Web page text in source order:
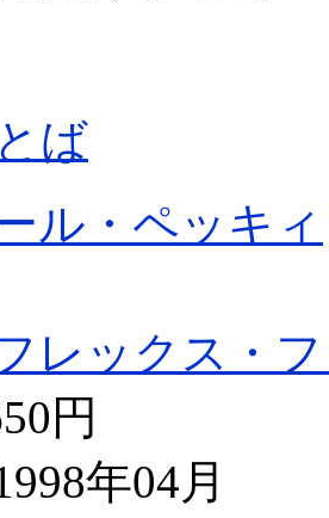
ば
ル・ペッキィ
レックス・
円
年04月